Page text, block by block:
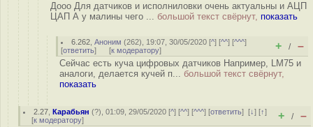
Дооо Для датчиков и исполниловки очень актуальны и АЦП
ЦАП А у малины чего ... большой текст свёрнут, показать
6.262 ,Аноним (262), 19:07, 30/05/2020 [^] [^^] [^^^]
[ответить] [к модератору] + / –
Сейчас есть куча цифровых датчиков Например, LM75 и
аналоги, делается кучей п... большой текст свёрнут,
показать
2.27 ,Карабьян (?), 01:09, 29/05/2020 [^] [^^] [^^^] [ответить][↓] [↑]
[к модератору] + / –